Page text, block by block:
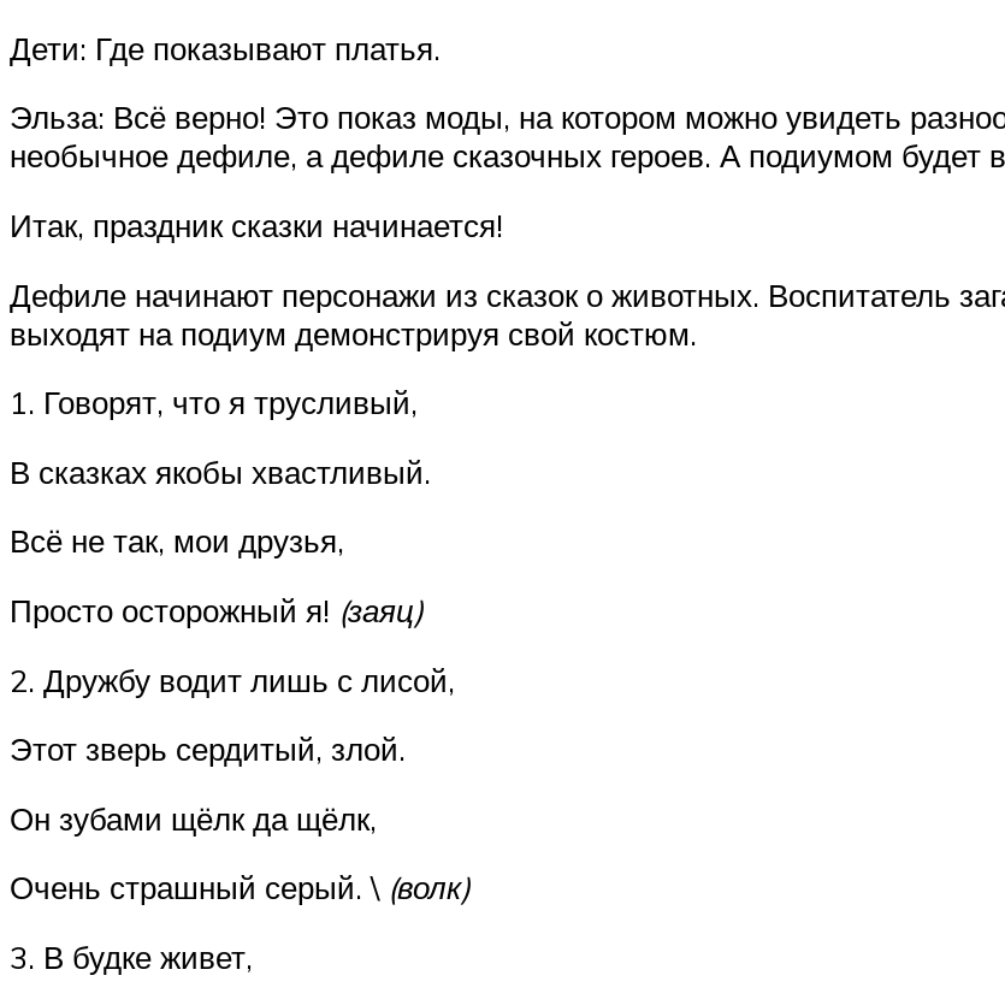
Дети: Где показывают платья.
Эльза: Всё верно! Это показ моды, на котором можно увидеть
необычное дефиле, а дефиле сказочных героев. А подиумом будет
Итак, праздник сказки начинается!
Дефиле начинают персонажи из сказок о животных. Воспитатель
выходят на подиум демонстрируя свой костюм.
1. Говорят, что я трусливый,
В сказках якобы хвастливый.
Всё не так, мои друзья,
Просто осторожный я! (заяц)
2. Дружбу водит лишь с лисой,
Этот зверь сердитый, злой.
Он зубами щёлк да щёлк,
Очень страшный серый. \ (волк)
3. В будке живет,